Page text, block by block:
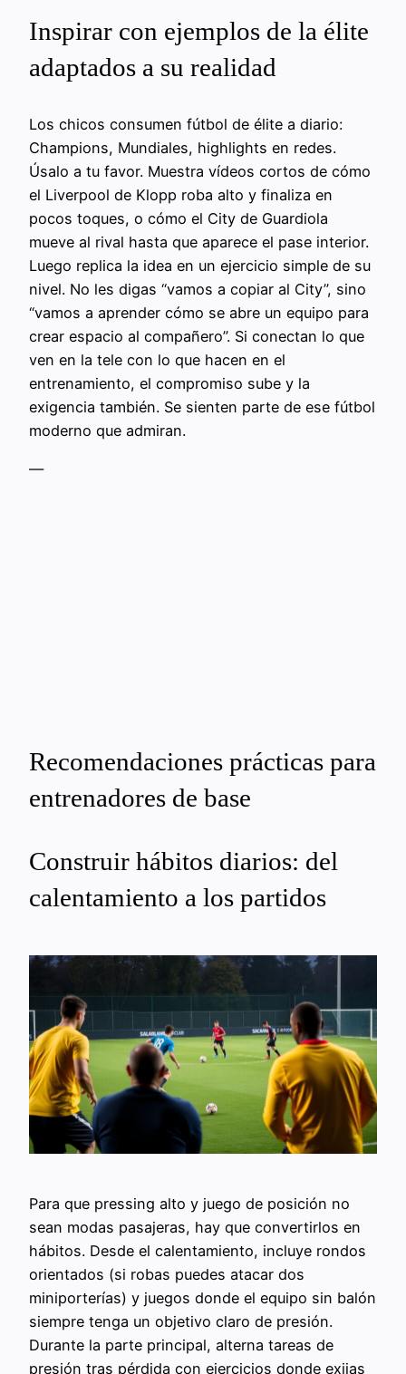
Inspirar con ejemplos de la élite
adaptados a su realidad
Los chicos consumen fútbol de élite a diario:
Champions, Mundiales, highlights en redes.
Úsalo a tu favor. Muestra vídeos cortos de cómo
el Liverpool de Klopp roba alto y finaliza en
pocos toques, o cómo el City de Guardiola
mueve al rival hasta que aparece el pase interior.
Luego replica la idea en un ejercicio simple de su
nivel. No les digas “vamos a copiar al City”, sino
“vamos a aprender cómo se abre un equipo para
crear espacio al compañero”. Si conectan lo que
ven en la tele con lo que hacen en el
entrenamiento, el compromiso sube y la
exigencia también. Se sienten parte de ese fútbol
moderno que admiran.
—
Recomendaciones prácticas para
entrenadores de base
Construir hábitos diarios: del
calentamiento a los partidos
Para que pressing alto y juego de posición no
sean modas pasajeras, hay que convertirlos en
hábitos. Desde el calentamiento, incluye rondos
orientados (si robas puedes atacar dos
miniporterías) y juegos donde el equipo sin balón
siempre tenga un objetivo claro de presión.
Durante la parte principal, alterna tareas de
presión tras pérdida con ejercicios donde exijas